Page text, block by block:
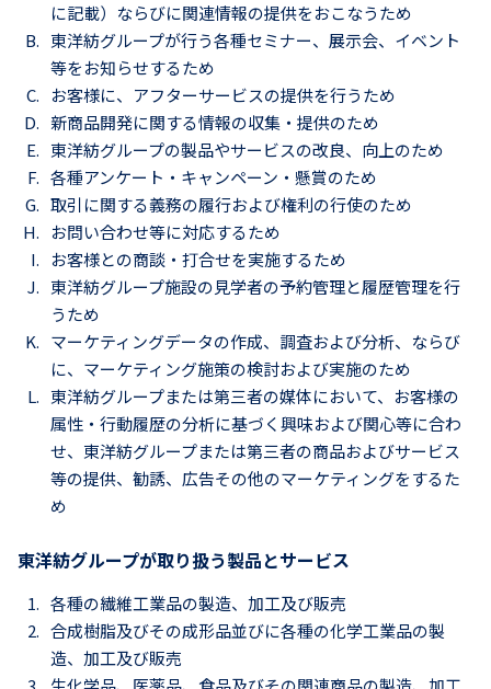
に記載）ならびに関連情報の提供をおこなうため
東洋紡グループが行う各種セミナー、展示会、イベント
等をお知らせするため
お客様に、アフターサービスの提供を行うため
新商品開発に関する情報の収集・提供のため
東洋紡グループの製品やサービスの改良、向上のため
各種アンケート・キャンペーン・懸賞のため
取引に関する義務の履行および権利の行使のため
お問い合わせ等に対応するため
お客様との商談・打合せを実施するため
東洋紡グループ施設の見学者の予約管理と履歴管理を行
うため
マーケティングデータの作成、調査および分析、ならび
に、マーケティング施策の検討および実施のため
東洋紡グループまたは第三者の媒体において、お客様の
属性・行動履歴の分析に基づく興味および関心等に合わ
せ、東洋紡グループまたは第三者の商品およびサービス
等の提供、勧誘、広告その他のマーケティングをするた
め
東洋紡グループが取り扱う製品とサービス
各種の繊維工業品の製造、加工及び販売
合成樹脂及びその成形品並びに各種の化学工業品の製
造、加工及び販売